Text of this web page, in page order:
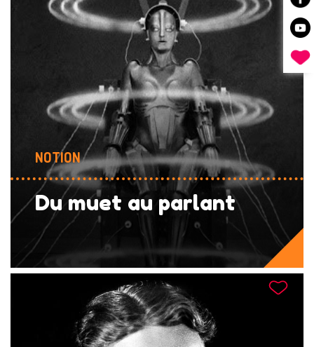
NOTION
Du muet au parlant